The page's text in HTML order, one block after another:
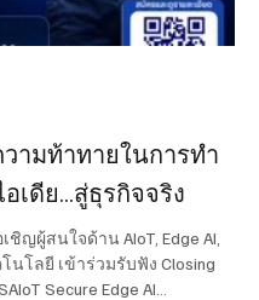
วามท้าทายในการทำ
เดีย...สู่ธุรกิจจริง
ญผู้สนใจด้าน AIoT, Edge AI,
นโลยี เข้าร่วมรับฟัง Closing
Secure Edge AI